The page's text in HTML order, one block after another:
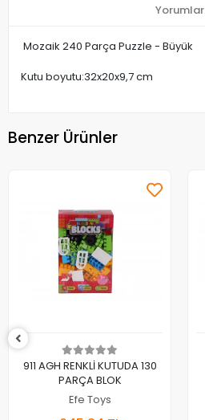
Yorumlar
Mozaik 240 Parça Puzzle - Büyük
Kutu boyutu:32x20x9,7 cm
Benzer Ürünler
Sepete Ekle
911 AGH RENKLİ KUTUDA 130
PARÇA BLOK
Efe Toys